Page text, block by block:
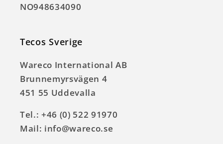
NO948634090
Tecos Sverige
Wareco International AB
Brunnemyrsvägen 4
451 55 Uddevalla
Tel.: +46 (0) 522 91970
Mail: info@wareco.se